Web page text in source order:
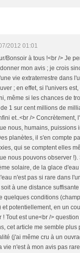
2012 01:01
Bonsoir à tous !<br /> Je
mon avis ; je crois
vie extraterrestre dans
; en effet, si l'univers
même si les chances de
1 sur cent millions de
et..<br /> Concrètement,
nous, humains, puissions
planètes, il s'en compte
qui se comptent elles
nous pouvons observer !).
solaire, de la glace
n'est pas si rare dans
à une distance
quelques conditions
et potentiellement, en un
! Tout est une<br />
cet article me semble plus
(j'ai même cru à un
vie n'est à mon avis pas